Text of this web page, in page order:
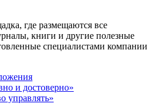
где размещаются все
книги и другие полезные
специалистами компании
и достоверно»
управлять»